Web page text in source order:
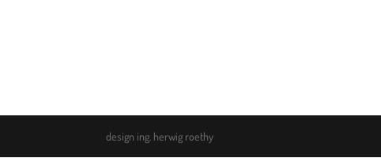
design ing. herwig roethy